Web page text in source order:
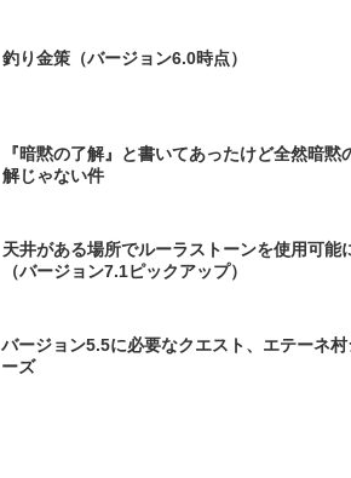
釣り金策（バージョン6.0時点）
『暗黙の了解』と書いてあったけど全然暗黙
解じゃない件
天井がある場所でルーラストーンを使用可能
（バージョン7.1ピックアップ）
バージョン5.5に必要なクエスト、エテーネ村
ーズ